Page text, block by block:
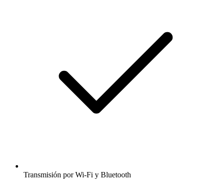
Transmisión por Wi-Fi y Bluetooth